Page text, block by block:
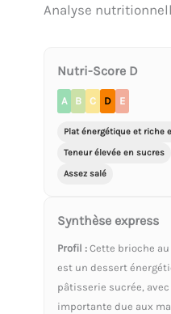
Analyse
Nutri-Score D
A B C D E
Plat énergétique et riche
Teneur élevée en sucres
Assez salé
Synthèse express
Profil : Cette brioche
est un dessert
pâtisserie sucrée,
importante due aux